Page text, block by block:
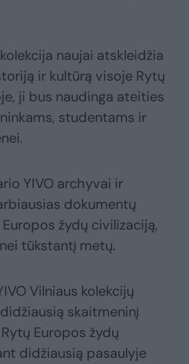
naujai atskleidžia
ir kultūrą visoje Rytų
ji bus naudinga ateities
studentams ir
YIVO archyvai ir
dokumentų
žydų civilizaciją,
tūkstantį metų.
Vilniaus kolekcijų
skaitmeninį
Europos žydų
didžiausią pasaulyje